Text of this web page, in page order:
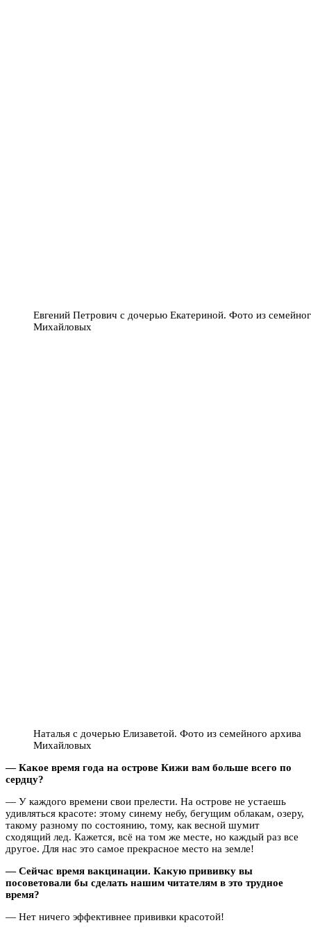
Евгений Петрович с дочерью Екатериной. Фото из
Михайловых
Наталья с дочерью Елизаветой. Фото из семейного архива
Михайловых
— Какое время года на острове Кижи вам больше всего по
сердцу?
— У каждого времени свои прелести. На острове не устаешь
удивляться красоте: этому синему небу, бегущим облакам, озеру,
такому разному по состоянию, тому, как весной шумит
сходящий лед. Кажется, всё на том же месте, но каждый раз все
другое. Для нас это самое прекрасное место на земле!
— Сейчас время вакцинации. Какую прививку вы
посоветовали бы сделать нашим читателям в это трудное
время?
— Нет ничего эффективнее прививки красотой!